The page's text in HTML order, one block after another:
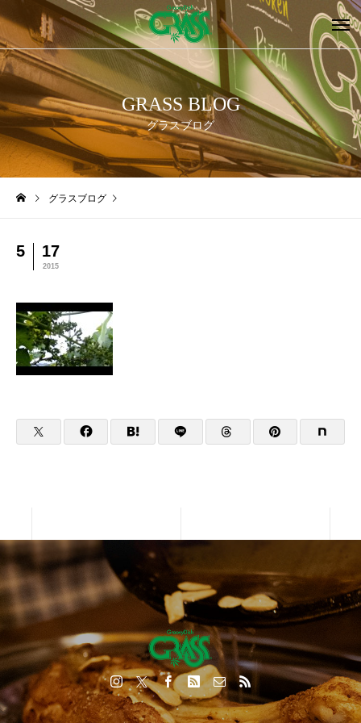
GRASS BLOG
グラスブログ
グラスブログ
5 17
2015